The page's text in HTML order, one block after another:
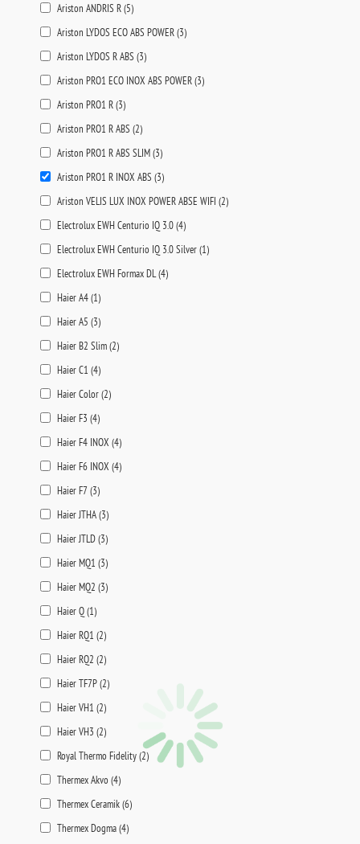
Ariston ANDRIS R (5)
Ariston LYDOS ECO ABS POWER (3)
Ariston LYDOS R ABS (3)
Ariston PRO1 ECO INOX ABS POWER (3)
Ariston PRO1 R (3)
Ariston PRO1 R ABS (2)
Ariston PRO1 R ABS SLIM (3)
Ariston PRO1 R INOX ABS (3)
Ariston VELIS LUX INOX POWER ABSE WIFI (2)
Electrolux EWH Centurio IQ 3.0 (4)
Electrolux EWH Centurio IQ 3.0 Silver (1)
Electrolux EWH Formax DL (4)
Haier A4 (1)
Haier A5 (3)
Haier B2 Slim (2)
Haier C1 (4)
Haier Color (2)
Haier F3 (4)
Haier F4 INOX (4)
Haier F6 INOX (4)
Haier F7 (3)
Haier JTHA (3)
Haier JTLD (3)
Haier MQ1 (3)
Haier MQ2 (3)
Haier Q (1)
Haier RQ1 (2)
Haier RQ2 (2)
Haier TF7P (2)
Haier VH1 (2)
Haier VH3 (2)
Royal Thermo Fidelity (2)
Thermex Akvo (4)
Thermex Ceramik (6)
Thermex Dogma (4)